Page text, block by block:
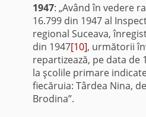
1947: „Având în vedere
16.799 din 1947 al
regional Suceava,
din 1947[10], următorii
repartizează, pe data de
la şcolile primare
fiecăruia: Târdea Nina,
Brodina”.